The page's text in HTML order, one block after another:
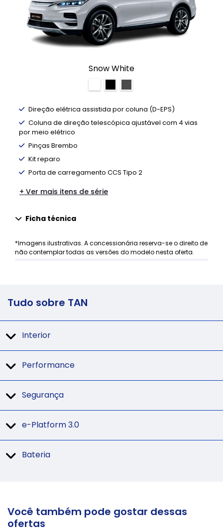
Snow White
Direção elétrica assistida por coluna (D-EPS)
Coluna de direção telescópica ajustável com 4 vias
por meio elétrico
Pinças Brembo
Kit reparo
Porta de carregamento CCS Tipo 2
+ Ver mais itens de série
Ficha técnica
*Imagens ilustrativas. A concessionária reserva-se o direito de
não contemplar todas as versões do modelo nesta oferta.
Tudo sobre TAN
Interior
Performance
Segurança
e-Platform 3.0
Bateria
Você também pode gostar dessas
ofertas